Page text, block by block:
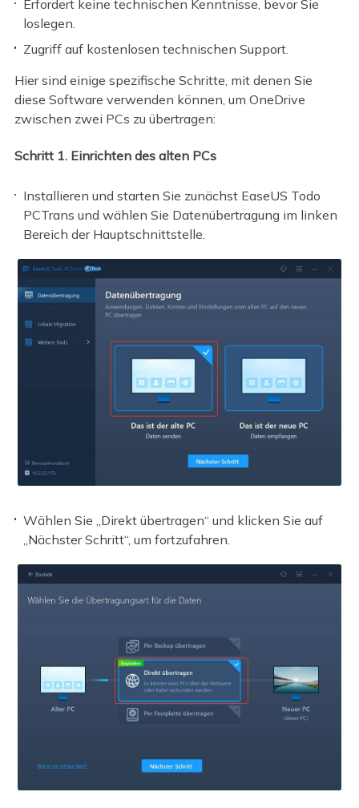
Erfordert keine technischen Kenntnisse, bevor Sie
loslegen.
Zugriff auf kostenlosen technischen Support.
Hier sind einige spezifische Schritte, mit denen Sie
diese Software verwenden können, um OneDrive
zwischen zwei PCs zu übertragen:
Schritt 1. Einrichten des alten PCs
Installieren und starten Sie zunächst EaseUS Todo
PCTrans und wählen Sie Datenübertragung im linken
Bereich der Hauptschnittstelle.
Wählen Sie „Direkt übertragen“ und klicken Sie auf
„Nächster Schritt“, um fortzufahren.